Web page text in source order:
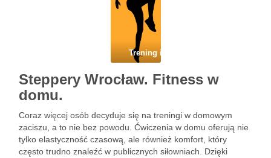
Trening i dieta
Steppery Wrocław. Fitness w
domu.
Coraz więcej osób decyduje się na treningi w domowym
zaciszu, a to nie bez powodu. Ćwiczenia w domu oferują nie
tylko elastyczność czasową, ale również komfort, który
często trudno znaleźć w publicznych siłowniach. Dzięki